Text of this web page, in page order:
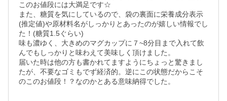
このお値段には大満足です☆
また、糖質を気にしているので、袋の裏面に栄養成分表示
(推定値)や原材料名がしっかりとあったのが嬉しい情報でし
た！(糖質1.5ぐらい)
味も濃ゆく、大きめのマグカップに７~8分目まで入れて飲
んでもしっかりと味わえて美味しく頂けました。
届いた時は他の方も書かれてますようにちょっと驚きまし
たが、不要なゴミもでず経済的。逆にこの状態だからこそ
のこのお値段！？なのかとある意味納得でした。